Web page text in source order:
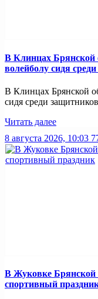
В Клинцах Брянской
волейболу сидя
В Клинцах Брянской
сидя среди
Читать далее
8 августа 2026, 10:03
В Жуковке
спортивный